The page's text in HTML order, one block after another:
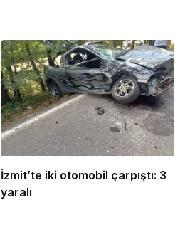
İzmit’te iki otomobil çarpıştı: 3
yaralı